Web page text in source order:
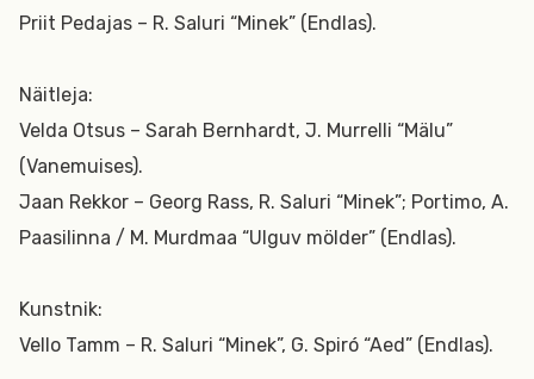
Priit Pedajas – R. Saluri “Minek” (Endlas).
Näitleja:
Velda Otsus – Sarah Bernhardt, J. Murrelli “Mälu”
(Vanemuises).
Jaan Rekkor – Georg Rass, R. Saluri “Minek”; Portimo, A.
Paasilinna / M. Murdmaa “Ulguv mölder” (Endlas).
Kunstnik:
Vello Tamm – R. Saluri “Minek”, G. Spiró “Aed” (Endlas).